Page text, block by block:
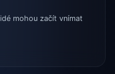
mohou začít vnímat